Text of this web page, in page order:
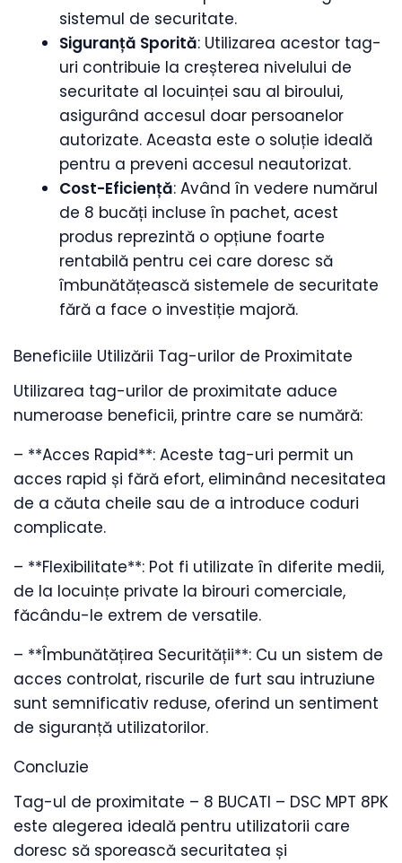
sistemul de securitate.
Siguranță Sporită: Utilizarea acestor tag-
uri contribuie la creșterea nivelului de
securitate al locuinței sau al biroului,
asigurând accesul doar persoanelor
autorizate. Aceasta este o soluție ideală
pentru a preveni accesul neautorizat.
Cost-Eficiență: Având în vedere numărul
de 8 bucăți incluse în pachet, acest
produs reprezintă o opțiune foarte
rentabilă pentru cei care doresc să
îmbunătățească sistemele de securitate
fără a face o investiție majoră.
Beneficiile Utilizării Tag-urilor de Proximitate
Utilizarea tag-urilor de proximitate aduce
numeroase beneficii, printre care se numără:
– **Acces Rapid**: Aceste tag-uri permit un
acces rapid și fără efort, eliminând necesitatea
de a căuta cheile sau de a introduce coduri
complicate.
– **Flexibilitate**: Pot fi utilizate în diferite medii,
de la locuințe private la birouri comerciale,
făcându-le extrem de versatile.
– **Îmbunătățirea Securității**: Cu un sistem de
acces controlat, riscurile de furt sau intruziune
sunt semnificativ reduse, oferind un sentiment
de siguranță utilizatorilor.
Concluzie
Tag-ul de proximitate – 8 BUCATI – DSC MPT 8PK
este alegerea ideală pentru utilizatorii care
doresc să sporească securitatea și